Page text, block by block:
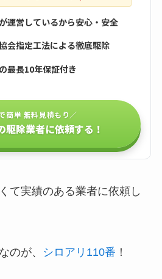
運営しているから安心・安全
会指定工法による徹底駆除
最長10年保証付き
簡単 無料見積もり／
駆除業者に依頼する！
て実績のある業者に依頼し
のが、 シロアリ110番 ！